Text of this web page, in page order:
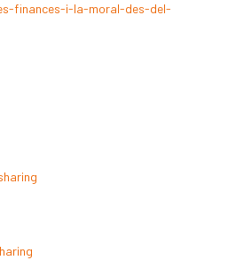
finances-i-la-moral-des-del-